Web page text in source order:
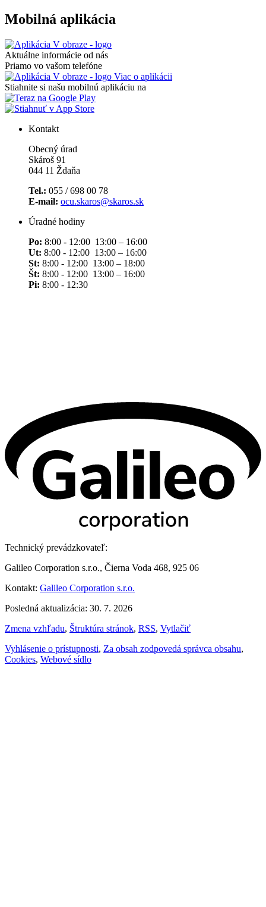
Mobilná aplikácia
Aktuálne informácie od nás
Priamo vo vašom telefóne
Viac o aplikácii
Stiahnite si našu mobilnú aplikáciu na
Kontakt
Obecný úrad
Skároš 91
044 11 Ždaňa
Tel.: 055 / 698 00 78
E-mail: ocu.skaros@skaros.sk
Úradné hodiny
Po: 8:00 - 12:00 13:00 – 16:00
Ut: 8:00 - 12:00 13:00 – 16:00
St: 8:00 - 12:00 13:00 – 18:00
Št: 8:00 - 12:00 13:00 – 16:00
Pi: 8:00 - 12:30
Technický prevádzkovateľ:
Galileo Corporation s.r.o., Čierna Voda 468, 925 06
Kontakt: Galileo Corporation s.r.o.
Posledná aktualizácia: 30. 7. 2026
Zmena vzhľadu, Štruktúra stránok, RSS, Vytlačiť
Vyhlásenie o prístupnosti, Za obsah zodpovedá správca obsahu,
Cookies, Webové sídlo